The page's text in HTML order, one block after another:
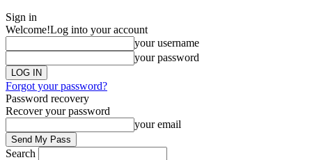
Sign in
Welcome!Log into your account
your username
your password
Forgot your password?
Password recovery
Recover your password
your email
Search